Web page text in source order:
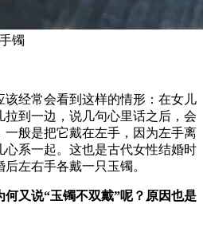
镯
经常会看到这样的情形：在女儿
到一边，说几句心里话之后，会
般是把它戴在左手，因为左手离
系一起。这也是古代女性结婚时
左右手各戴一只玉镯。
何又说“玉镯不双戴”呢？原因也是